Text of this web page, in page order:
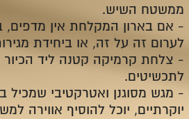
ממשטח השיש.
- אם בארון המקלחת אין מדפים,
לערום זה על זה, או ביחידת
- צלחת קרמיקה קטנה ליד
לתכשיטים.
- מגש מסוגנן ואטרקטיבי שמכיל
יוקרתיים, יוכל להוסיף אווירה